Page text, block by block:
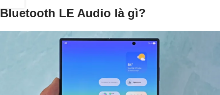
Bluetooth LE Audio là gì?